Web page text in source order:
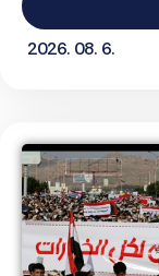
2026. 08. 6.